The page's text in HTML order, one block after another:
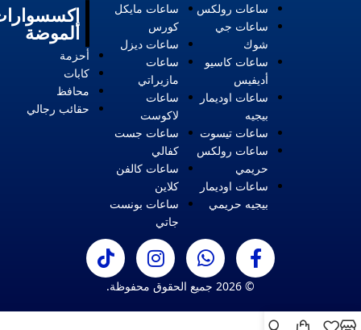
الموضة
أحزمة
كابات
محافظ
حقائب رجالي
ساعات مايكل
كورس
ساعات ديزل
ساعات
مازيراتي
ساعات
لاكوست
ساعات جست
كفالي
ساعات كالفن
كلاين
ساعات بونست
جاتي
ساعات رولكس
ساعات جي
شوك
ساعات كاسيو
أديفيس
ساعات اوديمار
بيجيه
ساعات تيسوت
ساعات رولكس
حريمي
ساعات اوديمار
بيجيه حريمي
© 2026 جميع الحقوق محفوظة.